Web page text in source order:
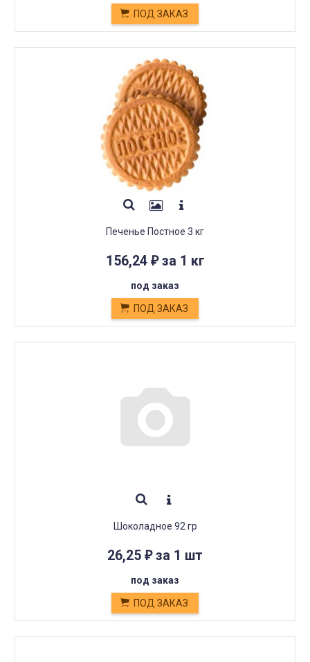
ПОД ЗАКАЗ
Печенье Постное 3 кг
156,24 ₽за 1 кг
под заказ
ПОД ЗАКАЗ
Шоколадное 92 гр
26,25 ₽за 1 шт
под заказ
ПОД ЗАКАЗ